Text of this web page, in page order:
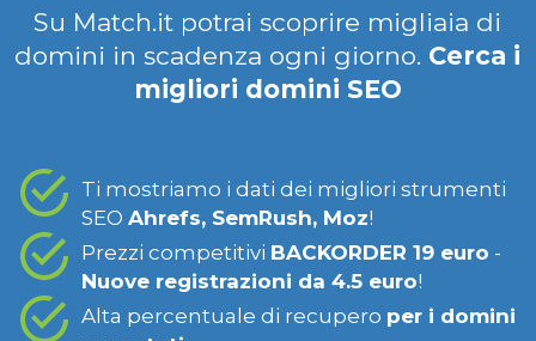
Su Match.it potrai scoprire migliaia di
domini in scadenza ogni giorno. Cerca i
migliori domini SEO
Ti mostriamo i dati dei migliori strumenti
SEO Ahrefs, SemRush, Moz!
Prezzi competitivi BACKORDER 19 euro -
Nuove registrazioni da 4.5 euro!
Alta percentuale di recupero per i domini